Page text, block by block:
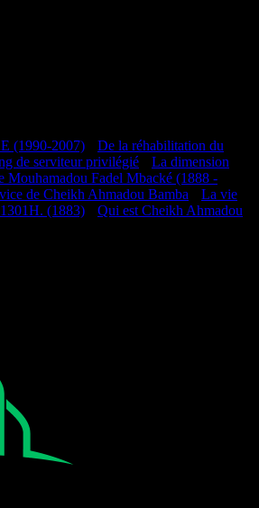
(1990-2007)
De la réhabilitation du
de serviteur privilégié
La dimension
Mouhamadou Fadel Mbacké (1888 -
de Cheikh Ahmadou Bamba
La vie
(1883)
Qui est Cheikh Ahmadou